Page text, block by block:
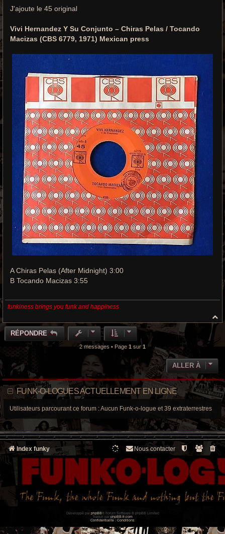
e
J'ajoute le 45 original
Vivi Hernandez Y Su Conjunto – Chiras Pelas / Tocando
Macizas (CBS 6779, 1971) Mexican press
A Chiras Pelas (After Midnight) 3:00
B Tocando Macizas 3:55
funkiness brings you funk and happiness
a
RÉPONDRE
2 messages • Page 1 sur1
ALLER À
FUNK-O-LOGUES ACTUELLEMENT EN LIGNE
Utilisateurs parcourant ce forum : Aucun Funk-o-logue et 39 extraterrestres
Index funky Nous contacter
Développé par phpBB® Forum Software © phpBB Limited
Traduit par phpBB-fr.com
Confidentialité | Conditions